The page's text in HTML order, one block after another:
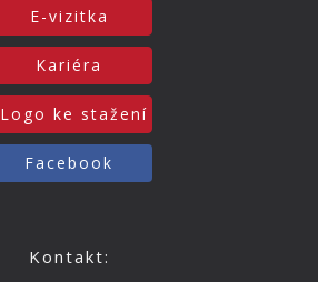
E-vizitka
Kariéra
Logo ke stažení
Facebook
Kontakt: